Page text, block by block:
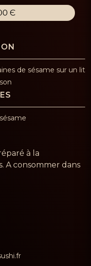
Є
de sésame sur un lit
à la
A consommer dans